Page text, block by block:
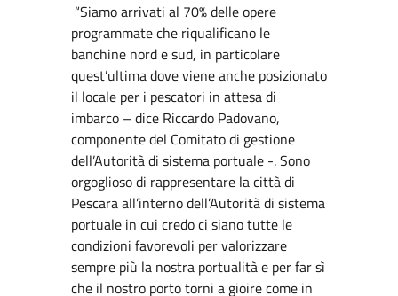
“Siamo arrivati al 70% delle opere
programmate che riqualificano le
banchine nord e sud, in particolare
quest’ultima dove viene anche posizionato
il locale per i pescatori in attesa di
imbarco – dice Riccardo Padovano,
componente del Comitato di gestione
dell’Autorità di sistema portuale -. Sono
orgoglioso di rappresentare la città di
Pescara all’interno dell’Autorità di sistema
portuale in cui credo ci siano tutte le
condizioni favorevoli per valorizzare
sempre più la nostra portualità e per far sì
che il nostro porto torni a gioire come in